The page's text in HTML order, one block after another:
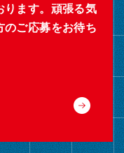
ます。頑張る気
ご応募をお待ち